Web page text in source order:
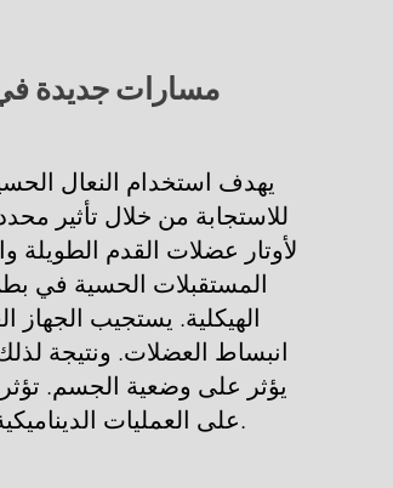
مسارات جديدة في
يهدف استخدام النعال
للاستجابة من خلال تأثير
لأوتار عضلات القدم الطويلة
المستقبلات الحسية في
الهيكلية. يستجيب الجهاز
انبساط العضلات. ونتيجة
يؤثر على وضعية الجسم. تؤثر
على العمليات الديناميكية مثل دوران القدم والساق.